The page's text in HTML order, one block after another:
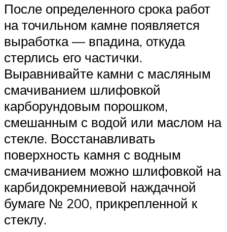
После определенного срока работ
на точильном камне появляется
выработка — впадина, откуда
стерлись его частички.
Выравнивайте камни с масляным
смачиванием шлифовкой
карборундовым порошком,
смешанным с водой или маслом на
стекле. Восстанавливать
поверхность камня с водным
смачиванием можно шлифовкой на
карбидокремниевой наждачной
бумаге № 200, прикрепленной к
стеклу.